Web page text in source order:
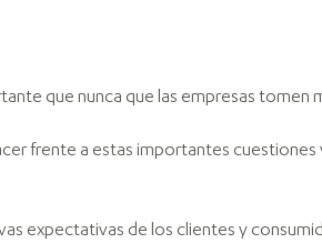
que nunca que las empresas
frente a estas importantes
expectativas de los clientes y